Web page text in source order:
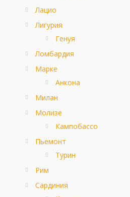
Лацио
Лигурия
Генуя
Ломбардия
Марке
Анкона
Милан
Молизе
Кампобассо
Пьемонт
Турин
Рим
Сардиния